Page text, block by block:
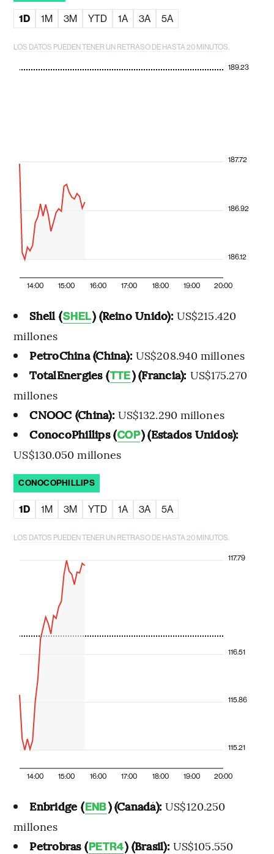
1D 1M 3M YTD 1A 3A 5A
LOS DATOS PUEDEN TENER UN RETRASO DE HASTA 20 MINUTOS.
14:00 15:00 16:00 17:00 18:00 19:00 20:00
186.12
186.92
187.72
189.23
Shell (SHEL) (Reino Unido): US$215.420
millones
PetroChina (China): US$208.940 millones
TotalEnergies (TTE) (Francia): US$175.270
millones
CNOOC (China): US$132.290 millones
ConocoPhillips (COP) (Estados Unidos):
US$130.050 millones
CONOCOPHILLIPS
1D 1M 3M YTD 1A 3A 5A
LOS DATOS PUEDEN TENER UN RETRASO DE HASTA 20 MINUTOS.
14:00 15:00 16:00 17:00 18:00 19:00 20:00
115.21
115.86
116.51
117.79
Enbridge (ENB) (Canadá): US$120.250
millones
Petrobras (PETR4) (Brasil): US$105.550